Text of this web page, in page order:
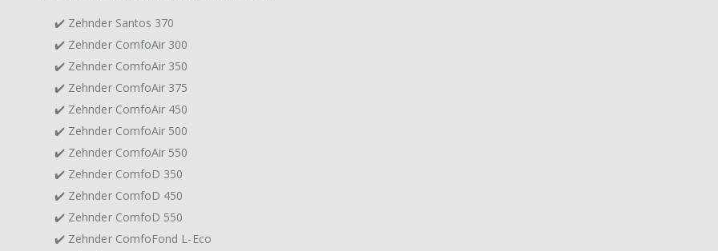
✔️ Zehnder Santos 370
✔️ Zehnder ComfoAir 300
✔️ Zehnder ComfoAir 350
✔️ Zehnder ComfoAir 375
✔️ Zehnder ComfoAir 450
✔️ Zehnder ComfoAir 500
✔️ Zehnder ComfoAir 550
✔️ Zehnder ComfoD 350
✔️ Zehnder ComfoD 450
✔️ Zehnder ComfoD 550
✔️ Zehnder ComfoFond L-Eco